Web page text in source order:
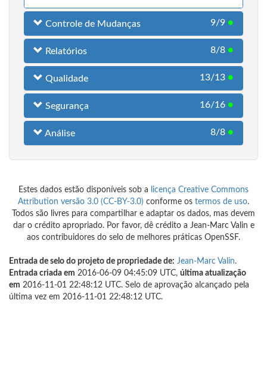
Controle de Mudanças 9/9 ●
Relatórios 8/8 ●
Qualidade 13/13 ●
Segurança 16/16 ●
Análise 8/8 ●
Estes dados estão disponíveis sob a
licença Creative Commons
Attribution versão 3.0 (CC-BY-3.0) conforme os termos de uso.
Todos são livres para compartilhar e adaptar os dados, mas devem
dar o crédito apropriado. Por favor, dê crédito a Jean-Marc Valin e
aos contribuidores do selo de melhores práticas OpenSSF.
Entrada de selo do projeto de propriedade de: Jean-Marc Valin.
Entrada criada em 2016-06-09 04:45:09 UTC, última atualização
em 2016-11-01 22:48:12 UTC. Selo de aprovação alcançado pela
última vez em 2016-11-01 22:48:12 UTC.